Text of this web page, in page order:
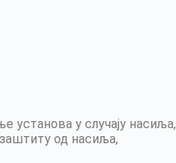
установа у случају насиља,
од насиља,